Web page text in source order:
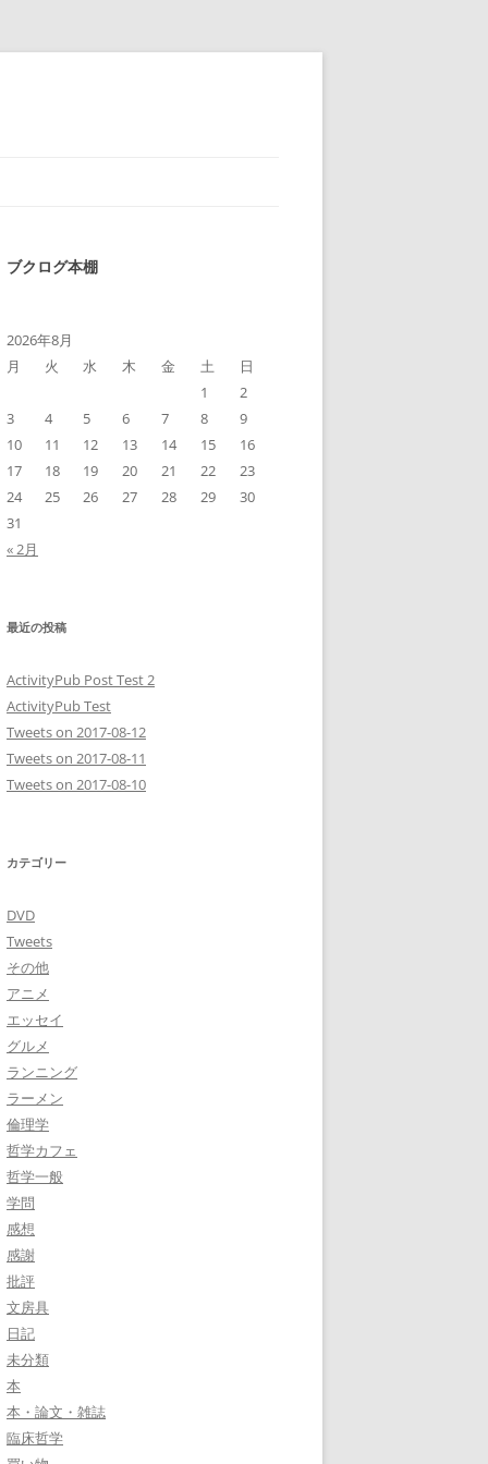
ブクログ本棚
2026年8月
月
火 水 木 金 土
日
1
2
3
4 5 6 7 8
9
10
11 12 13 14 15
16
17
18 19 20 21 22
23
24
25 26 27 28 29
30
31
« 2月
最近の投稿
ActivityPub Post Test 2
ActivityPub Test
Tweets on 2017-08-12
Tweets on 2017-08-11
Tweets on 2017-08-10
カテゴリー
DVD
Tweets
その他
アニメ
エッセイ
グルメ
ランニング
ラーメン
倫理学
哲学カフェ
哲学一般
学問
感想
感謝
批評
文房具
日記
未分類
本
本・論文・雑誌
臨床哲学